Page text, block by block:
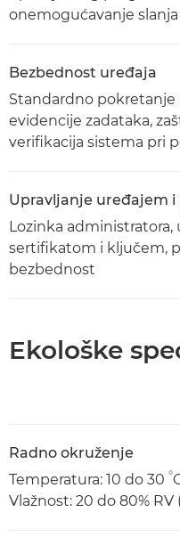
onemogućavanje slanja
Bezbednost uređaja
Standardno pokretanje
evidencije zadataka,
verifikacija sistema pri
Upravljanje uređajem i
Lozinka
sertifikatom i ključem,
bezbednost
Ekološke
Radno okruženje
Temperatura: 10 do 30 °
Vlažnost: 20 do 80%